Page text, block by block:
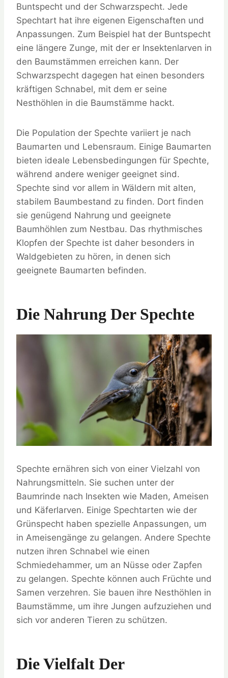
Buntspecht und der Schwarzspecht. Jede
Spechtart hat ihre eigenen Eigenschaften und
Anpassungen. Zum Beispiel hat der Buntspecht
eine längere Zunge, mit der er Insektenlarven in
den Baumstämmen erreichen kann. Der
Schwarzspecht dagegen hat einen besonders
kräftigen Schnabel, mit dem er seine
Nesthöhlen in die Baumstämme hackt.
Die Population der Spechte variiert je nach
Baumarten und Lebensraum. Einige Baumarten
bieten ideale Lebensbedingungen für Spechte,
während andere weniger geeignet sind.
Spechte sind vor allem in Wäldern mit alten,
stabilem Baumbestand zu finden. Dort finden
sie genügend Nahrung und geeignete
Baumhöhlen zum Nestbau. Das rhythmisches
Klopfen der Spechte ist daher besonders in
Waldgebieten zu hören, in denen sich
geeignete Baumarten befinden.
Die Nahrung Der Spechte
Spechte ernähren sich von einer Vielzahl von
Nahrungsmitteln. Sie suchen unter der
Baumrinde nach Insekten wie Maden, Ameisen
und Käferlarven. Einige Spechtarten wie der
Grünspecht haben spezielle Anpassungen, um
in Ameisengänge zu gelangen. Andere Spechte
nutzen ihren Schnabel wie einen
Schmiedehammer, um an Nüsse oder Zapfen
zu gelangen. Spechte können auch Früchte und
Samen verzehren. Sie bauen ihre Nesthöhlen in
Baumstämme, um ihre Jungen aufzuziehen und
sich vor anderen Tieren zu schützen.
Die Vielfalt Der